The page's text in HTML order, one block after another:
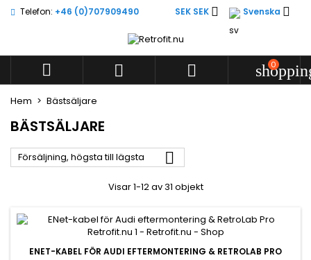
Telefon: +46 (0)707909490 Svenska 
SEK SEK 
   0
Hem Bästsäljare
BÄSTSÄLJARE
Försäljning, högsta till lägsta 
Visar 1-12 av 31 objekt
ENET-KABEL FÖR AUDI EFTERMONTERING & RETROLAB PRO
Create new
((confirmMessage))
((label))
Du måste vara inloggad för att kunna lägga till produkter i
din önskelista.